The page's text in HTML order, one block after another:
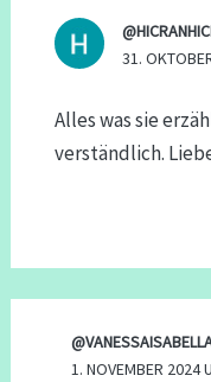
31.
Alles was sie
verständlich.
1. NOVEMBER 2024